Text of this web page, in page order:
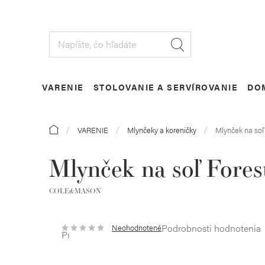
VARENIE STOLOVANIE A SERVÍROVANIE
DomovVARENIE Mlynčeky a koreničky Mlynček na
Mlynček na soľ
COLE&MASON
Priemerné
hodnotenie
NeohodnotenéPodrobnosti hodnotenia